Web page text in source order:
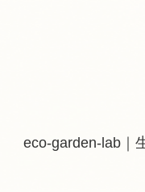
eco-garden-lab｜